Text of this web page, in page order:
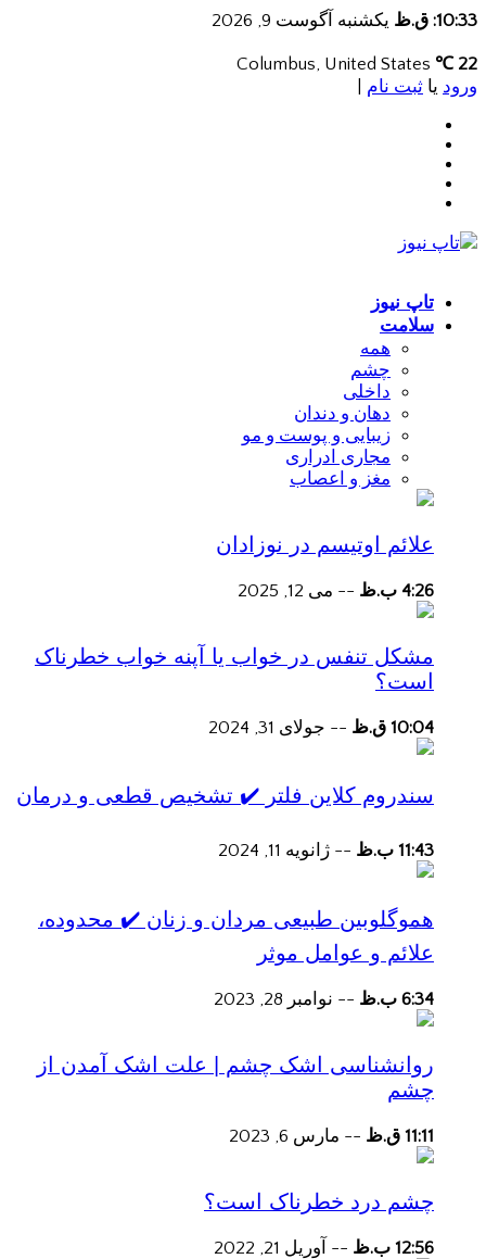
10:33: ق.ظ یکشنبه آگوست 9, 2026
22 ℃
ورود یا ثبت نام
تاپ نیوز
سلامت
همه
چشم
داخلی
دهان و دندان
زیبایی و پوست و مو
مجاری ادراری
مغز و اعصاب
علائم اوتیسم در نوزادان
4:26 ب.ظ -- می 12, 2025
مشکل تنفس در خواب یا آپنه خواب خطرناک
است؟
10:04 ق.ظ -- جولای 31, 2024
سندروم کلاین فلتر ✔️ تشخیص قطعی و درمان
11:43 ب.ظ -- ژانویه 11, 2024
هموگلوبین طبیعی مردان و زنان ✔️ محدوده،
علائم و عوامل موثر
6:34 ب.ظ -- نوامبر 28, 2023
روانشناسی اشک چشم | علت اشک آمدن از
چشم
11:11 ق.ظ -- مارس 6, 2023
چشم درد خطرناک است؟
12:56 ب.ظ -- آوریل 21, 2022